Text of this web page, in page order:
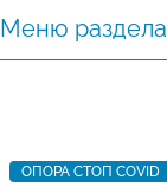
Меню раздела
ОПОРА СТОП COVID